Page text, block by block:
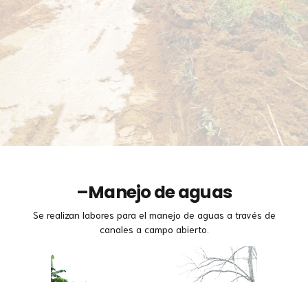
–Manejo de aguas
Se realizan labores para el manejo de aguas a través de
canales a campo abierto.